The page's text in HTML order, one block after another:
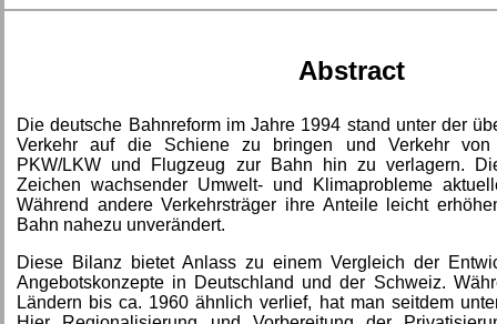
Abstract
Die deutsche Bahnreform im Jahre 1994 stand unter der
Verkehr auf die Schiene zu bringen und Verkehr von
PKW/LKW und Flugzeug zur Bahn hin zu verlagern.
Zeichen wachsender Umwelt- und Klimaprobleme
Während andere Verkehrsträger ihre Anteile leicht
Bahn nahezu unverändert.
Diese Bilanz bietet Anlass zu einem Vergleich der
Angebotskonzepte in Deutschland und der Schweiz.
Ländern bis ca. 1960 ähnlich verlief, hat man seitdem